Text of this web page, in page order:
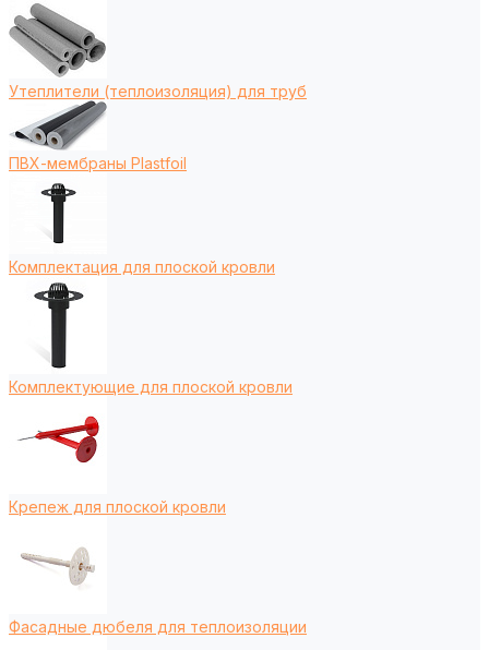
Утеплители (теплоизоляция) для труб
ПВХ-мембраны Plastfoil
Комплектация для плоской кровли
Комплектующие для плоской кровли
Крепеж для плоской кровли
Фасадные дюбеля для теплоизоляции